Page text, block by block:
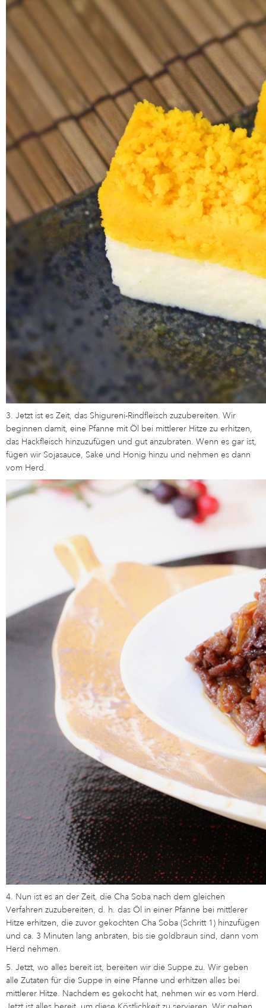
3. Jetzt ist es Zeit, das Shigureni-Rindfleisch zuzubereiten. Wir
beginnen damit, eine Pfanne mit Öl bei mittlerer Hitze zu erhitzen,
das Hackfleisch hinzuzufügen und gut anzubraten. Wenn es gar ist,
fügen wir Sojasauce, Sake und Honig hinzu und nehmen es dann
vom Herd.
4. Nun ist es an der Zeit, die Cha Soba nach dem gleichen
Verfahren zuzubereiten, d. h. das Öl in einer Pfanne bei mittlerer
Hitze erhitzen, die zuvor gekochten Cha Soba (Schritt 1) hinzufügen
und ca. 3 Minuten lang anbraten, bis sie goldbraun sind, dann vom
Herd nehmen.
5. Jetzt, wo alles bereit ist, bereiten wir die Suppe zu. Wir geben
alle Zutaten für die Suppe in eine Pfanne und erhitzen alles bei
mittlerer Hitze. Nachdem es gekocht hat, nehmen wir es vom Herd.